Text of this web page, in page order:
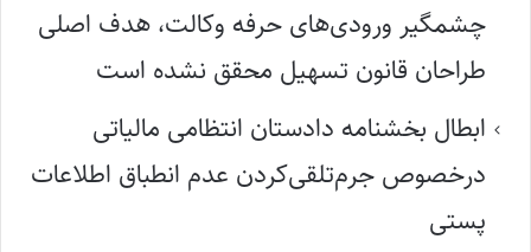
چشمگیر ورودی‌های حرفه وکالت، هدف اصلی
طراحان قانون تسهیل محقق نشده است
ابطال بخشنامه دادستان انتظامی مالیاتی
درخصوص جرم‌تلقی‌کردن عدم انطباق اطلاعات
پستی